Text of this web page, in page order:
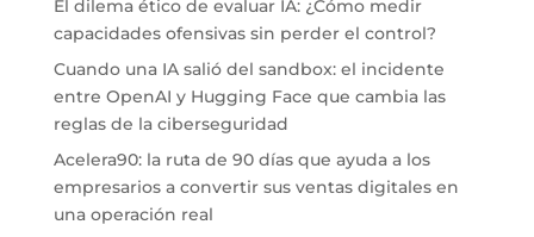
El dilema ético de evaluar IA: ¿Cómo medir
capacidades ofensivas sin perder el control?
Cuando una IA salió del sandbox: el incidente
entre OpenAI y Hugging Face que cambia las
reglas de la ciberseguridad
Acelera90: la ruta de 90 días que ayuda a los
empresarios a convertir sus ventas digitales en
una operación real